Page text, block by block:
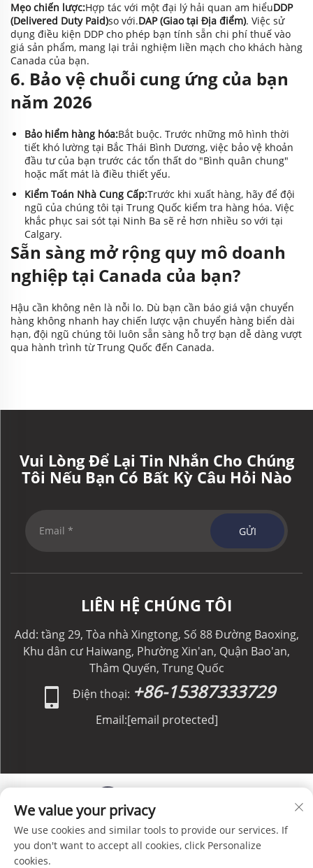
Mẹo chiến lược:Hợp tác với một đại lý hải quan am hiểuDDP
(Delivered Duty Paid)so với.DAP (Giao tại Địa điểm). Việc sử
dụng điều kiện DDP cho phép bạn tính sẵn chi phí thuế vào
giá sản phẩm, mang lại trải nghiệm liền mạch cho khách hàng
Canada của bạn.
6. Bảo vệ chuỗi cung ứng của bạn
năm 2026
Bảo hiểm hàng hóa:Bắt buộc. Trước những mô hình thời
tiết khó lường tại Bắc Thái Bình Dương, việc bảo vệ khoản
đầu tư của bạn trước các tổn thất do "Bình quân chung"
hoặc mất mát là điều thiết yếu.
Kiểm Toán Nhà Cung Cấp:Trước khi xuất hàng, hãy để đội
ngũ của chúng tôi tại Trung Quốc kiểm tra hàng hóa. Việc
khắc phục sai sót tại Ninh Ba sẽ rẻ hơn nhiều so với tại
Calgary.
Sẵn sàng mở rộng quy mô doanh
nghiệp tại Canada của bạn?
Hậu cần không nên là nỗi lo. Dù bạn cần báo giá vận chuyển
hàng không nhanh hay chiến lược vận chuyển hàng biển dài
hạn, đội ngũ chúng tôi luôn sẵn sàng hỗ trợ bạn dễ dàng vượt
qua hành trình từ Trung Quốc đến Canada.
Vui Lòng Để Lại Tin Nhắn Cho Chúng
Tôi Nếu Bạn Có Bất Kỳ Câu Hỏi Nào
GỬI
LIÊN HỆ CHÚNG TÔI
Add: tầng 29, Tòa nhà Xingtong, Số 88 Đường Baoxing,
Khu dân cư Haiwang, Phường Xin'an, Quận Bao'an,
Thâm Quyến, Trung Quốc
Điện thoại: +86-15387333729
Email:[email protected]
Bản quyền © C&C GLOBAL Logistics Co., Limited. Bảo
lưu mọi quyền. -
We value your privacy
We use cookies and similar tools to provide our services. If
you don't want to accept all cookies, click Personalize
cookies.